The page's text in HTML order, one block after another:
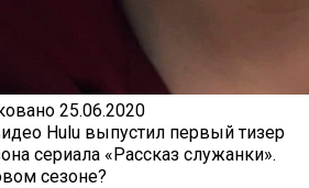
25.06.2020
Hulu выпустил первый тизер
сериала «Рассказ служанки».
сезоне?